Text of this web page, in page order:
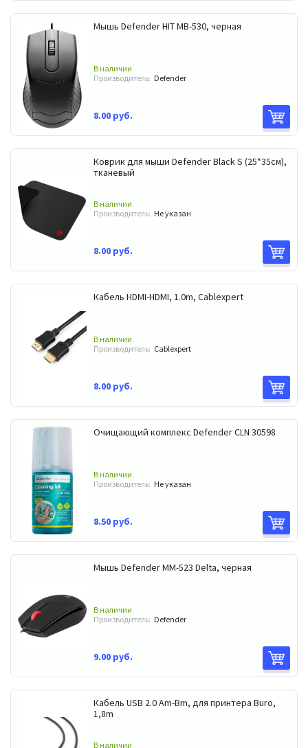
Мышь Defender HIT МB-530, черная
В наличии
Производитель: Defender
8.00 руб.
Коврик для мыши Defender Black S (25*35см),
тканевый
В наличии
Производитель: Не указан
8.00 руб.
Кабель HDMI-HDMI, 1.0m, Cablexpert
В наличии
Производитель: Cablexpert
8.00 руб.
Очищающий комплекс Defender CLN 30598
В наличии
Производитель: Не указан
8.50 руб.
Мышь Defender МM-523 Delta, черная
В наличии
Производитель: Defender
9.00 руб.
Кабель USB 2.0 Am-Bm, для принтера Buro,
1,8m
В наличии